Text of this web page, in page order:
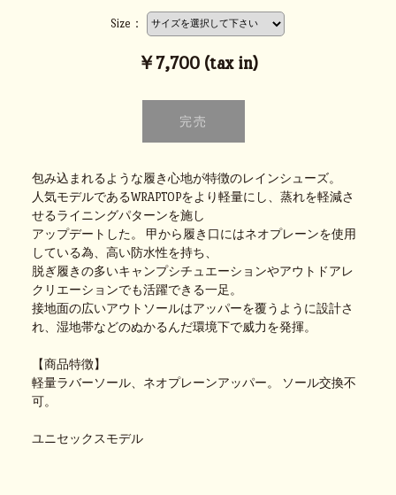
Size：
￥7,700 (tax in)
包み込まれるような履き心地が特徴のレインシューズ。
人気モデルであるWRAPTOPをより軽量にし、蒸れを軽減さ
せるライニングパターンを施し
アップデートした。 甲から履き口にはネオプレーンを使用
している為、高い防水性を持ち、
脱ぎ履きの多いキャンプシチュエーションやアウトドアレ
クリエーションでも活躍できる一足。
接地面の広いアウトソールはアッパーを覆うように設計さ
れ、湿地帯などのぬかるんだ環境下で威力を発揮。
【商品特徴】
軽量ラバーソール、ネオプレーンアッパー。 ソール交換不
可。
ユニセックスモデル